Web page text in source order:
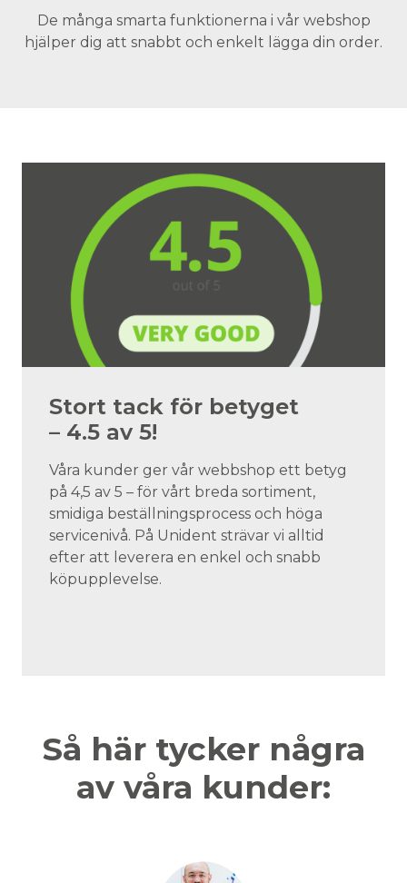
De många smarta funktionerna i vår webshop
hjälper dig att snabbt och enkelt lägga din order.
Stort tack för betyget
– 4.5 av 5!
Våra kunder ger vår webbshop ett betyg
på 4,5 av 5 – för vårt breda sortiment,
smidiga beställningsprocess och höga
servicenivå. På Unident strävar vi alltid
efter att leverera en enkel och snabb
köpupplevelse.
Så här tycker några
av våra kunder: